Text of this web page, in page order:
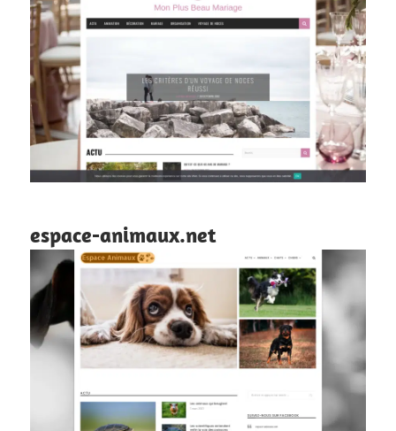
espace-animaux.net